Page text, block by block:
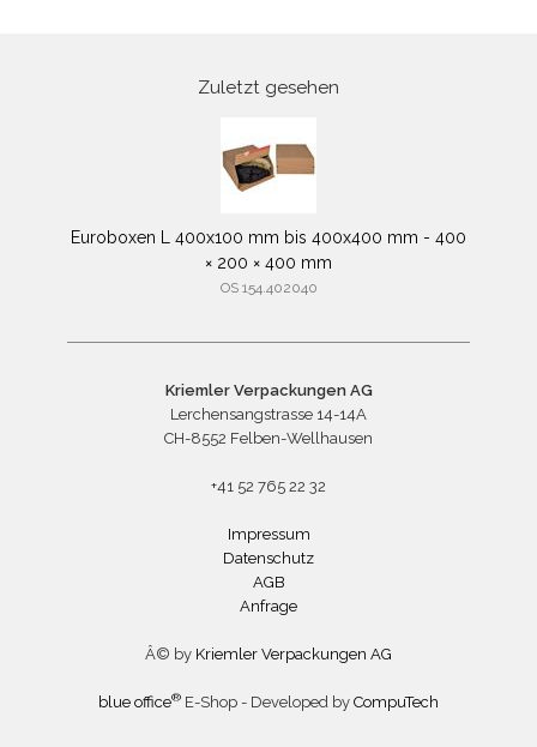
Zuletzt gesehen
Euroboxen L 400x100 mm bis 400x400 mm - 400
× 200 × 400 mm
OS 154.402040
Kriemler Verpackungen AG
Lerchensangstrasse 14-14A
CH-8552 Felben-Wellhausen
+41 52 765 22 32
Impressum
Datenschutz
AGB
Anfrage
Â© by Kriemler Verpackungen AG
blue office® E-Shop - Developed by CompuTech